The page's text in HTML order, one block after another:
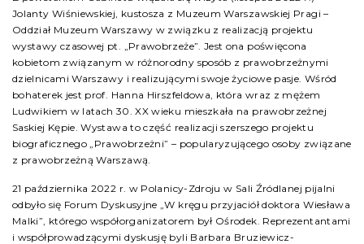
Jolanty Wiśniewskiej, kustosza z Muzeum Warszawskiej Pragi –
Oddział Muzeum Warszawy w związku z realizacją projektu
wystawy czasowej pt. „Prawobrzeże”. Jest ona poświęcona
kobietom związanym w różnorodny sposób z prawobrzeżnymi
dzielnicami Warszawy i realizującymi swoje życiowe pasje. Wśród
bohaterek jest prof. Hanna Hirszfeldowa, która wraz z mężem
Ludwikiem w latach 30. XX wieku mieszkała na prawobrzeżnej
Saskiej Kępie. Wystawa to część realizacji szerszego projektu
biograficznego „Prawobrzeżni” – popularyzującego osoby związane
z prawobrzeżną Warszawą.
21 października 2022 r. w Polanicy-Zdroju w Sali Źródlanej pijalni
odbyło się Forum Dyskusyjne „W kręgu przyjaciół doktora Wiesława
Malki”, którego współorganizatorem był Ośrodek. Reprezentantami
i współprowadzącymi dyskusję byli Barbara Bruziewicz-